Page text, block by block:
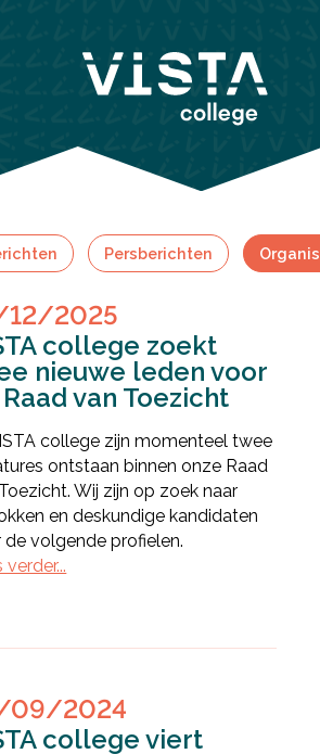
Persberichten
12/2025
college zoekt
nieuwe leden voor
van Toezicht
college zijn momenteel twee
ontstaan binnen onze Raad
Wij zijn op zoek naar
en deskundige kandidaten
de volgende profielen.
verder...
09/2024
college viert
hieronder in om de infogids te
ontvangen
het verwerken van mijn